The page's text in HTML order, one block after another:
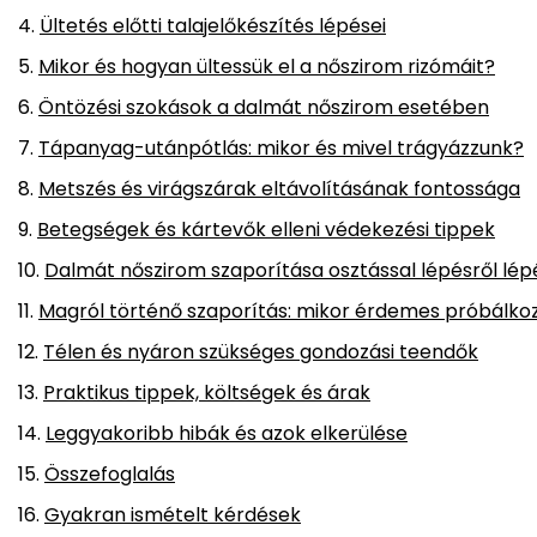
Ültetés előtti talajelőkészítés lépései
Mikor és hogyan ültessük el a nőszirom rizómáit?
Öntözési szokások a dalmát nőszirom esetében
Tápanyag-utánpótlás: mikor és mivel trágyázzunk?
Metszés és virágszárak eltávolításának fontossága
Betegségek és kártevők elleni védekezési tippek
Dalmát nőszirom szaporítása osztással lépésről
Magról történő szaporítás: mikor érdemes
Télen és nyáron szükséges gondozási teendők
Praktikus tippek, költségek és árak
Leggyakoribb hibák és azok elkerülése
Összefoglalás
Gyakran ismételt kérdések